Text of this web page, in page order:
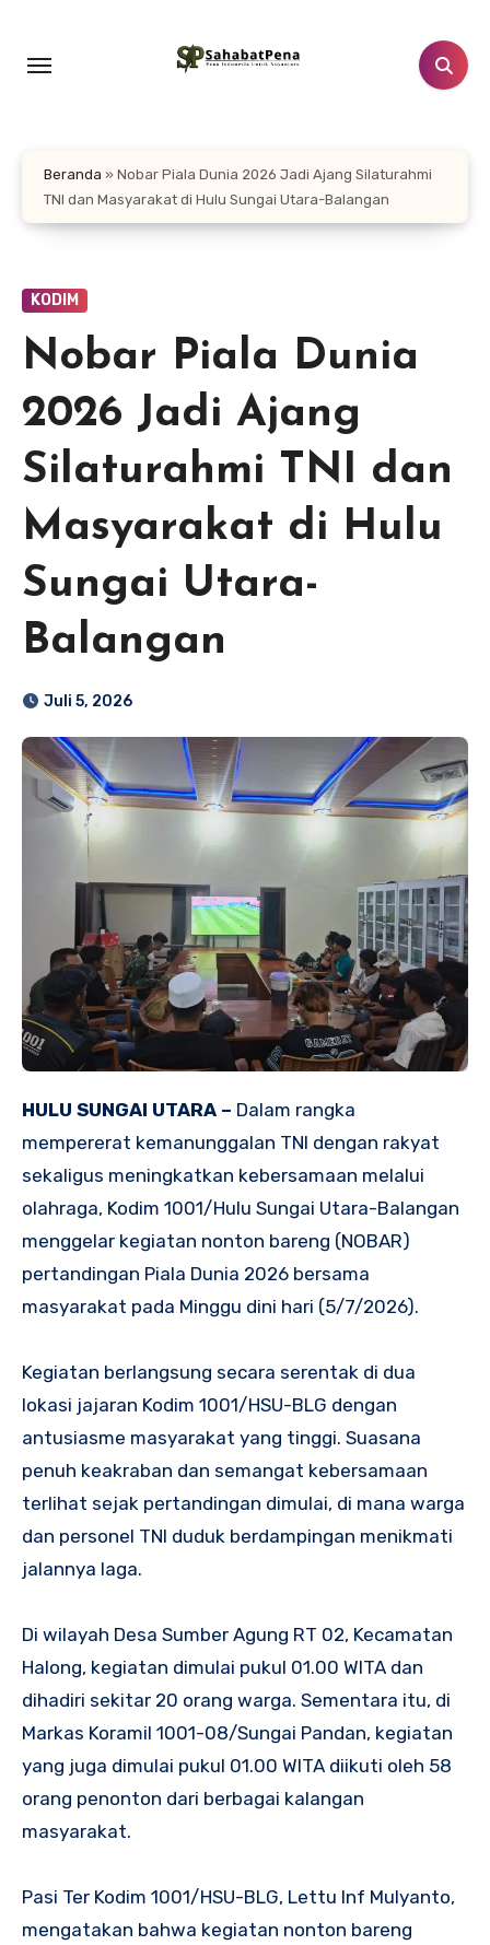
konten
Beranda » Nobar Piala Dunia 2026 Jadi Ajang Silaturahmi
TNI dan Masyarakat di Hulu Sungai Utara-Balangan
KODIM
Nobar Piala Dunia
2026 Jadi Ajang
Silaturahmi TNI dan
Masyarakat di Hulu
Sungai Utara-
Balangan
Juli 5, 2026
HULU SUNGAI UTARA – Dalam rangka
mempererat kemanunggalan TNI dengan rakyat
sekaligus meningkatkan kebersamaan melalui
olahraga, Kodim 1001/Hulu Sungai Utara-Balangan
menggelar kegiatan nonton bareng (NOBAR)
pertandingan Piala Dunia 2026 bersama
masyarakat pada Minggu dini hari (5/7/2026).
Kegiatan berlangsung secara serentak di dua
lokasi jajaran Kodim 1001/HSU-BLG dengan
antusiasme masyarakat yang tinggi. Suasana
penuh keakraban dan semangat kebersamaan
terlihat sejak pertandingan dimulai, di mana warga
dan personel TNI duduk berdampingan menikmati
jalannya laga.
Di wilayah Desa Sumber Agung RT 02, Kecamatan
Halong, kegiatan dimulai pukul 01.00 WITA dan
dihadiri sekitar 20 orang warga. Sementara itu, di
Markas Koramil 1001-08/Sungai Pandan, kegiatan
yang juga dimulai pukul 01.00 WITA diikuti oleh 58
orang penonton dari berbagai kalangan
masyarakat.
Pasi Ter Kodim 1001/HSU-BLG, Lettu Inf Mulyanto,
mengatakan bahwa kegiatan nonton bareng